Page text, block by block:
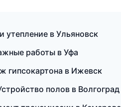
в Ульяновск
работы в Уфа
гипсокартона в Ижевск
полов в Волгоград